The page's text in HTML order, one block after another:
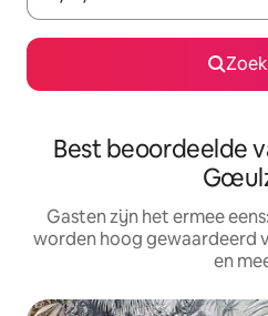
Best beoordeelde
Gasten zijn het ermee
worden hoog gewaardeerd
en